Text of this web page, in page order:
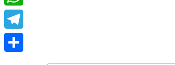
WhatsApp
Telegram